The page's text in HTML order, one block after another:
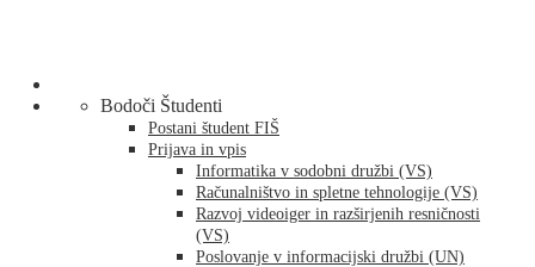
Bodoči Študenti
Postani študent FIŠ
Prijava in vpis
Informatika v sodobni družbi (VS)
Računalništvo in spletne tehnologije (VS)
Razvoj videoiger in razširjenih resničnosti
(VS)
Poslovanje v informacijski družbi (UN)